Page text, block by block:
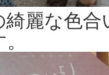
麗な色